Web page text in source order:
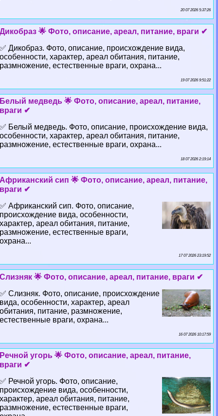
20 07 2026 5:37:26
Дикобраз 🌟 Фото, описание, ареал, питание, враги ✔
✅ Дикобраз. Фото, описание, происхождение вида,
особенности, хаpaктер, ареал обитания, питание,
размножение, естественные враги, охрана...
19 07 2026 9:51:22
Белый медведь 🌟 Фото, описание, ареал, питание,
враги ✔
✅ Белый медведь. Фото, описание, происхождение вида,
особенности, хаpaктер, ареал обитания, питание,
размножение, естественные враги, охрана...
18 07 2026 2:19:14
Африканский сип 🌟 Фото, описание, ареал, питание,
враги ✔
✅ Африканский сип. Фото, описание,
происхождение вида, особенности,
хаpaктер, ареал обитания, питание,
размножение, естественные враги,
охрана...
17 07 2026 23:19:52
Слизняк 🌟 Фото, описание, ареал, питание, враги ✔
✅ Слизняк. Фото, описание, происхождение
вида, особенности, хаpaктер, ареал
обитания, питание, размножение,
естественные враги, охрана...
16 07 2026 10:17:59
Речной угорь 🌟 Фото, описание, ареал, питание,
враги ✔
✅ Речной угорь. Фото, описание,
происхождение вида, особенности,
хаpaктер, ареал обитания, питание,
размножение, естественные враги,